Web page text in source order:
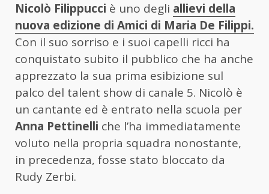
Nicolò Filippucci è uno degli allievi della
nuova edizione di Amici di Maria De Filippi.
Con il suo sorriso e i suoi capelli ricci ha
conquistato subito il pubblico che ha anche
apprezzato la sua prima esibizione sul
palco del talent show di canale 5. Nicolò è
un cantante ed è entrato nella scuola per
Anna Pettinelli che l’ha immediatamente
voluto nella propria squadra nonostante,
in precedenza, fosse stato bloccato da
Rudy Zerbi.